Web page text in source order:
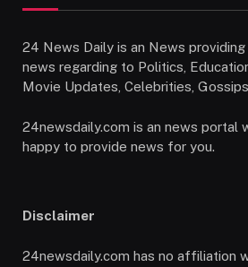
24 News Daily is an News
news regarding to Politics,
Movie Updates, Celebrities,
24newsdaily.com is an news portal
happy to provide news for you.
Disclaimer
24newsdaily.com has no affiliation